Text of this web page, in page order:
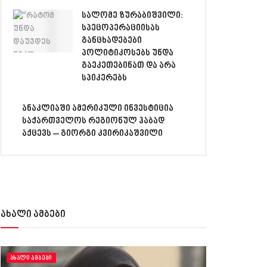
სალომე ზურაბიშვილი:
სპეცოპერაციისას
განცხადებები
პოლიტიკოსებს უნდა
გაეკეთებინათ და არა
სპიკერებს
ანაკლიაში ამერიკული ინვესტიცია
საქართველოს რეგიონულ ჰაბად
აქცევს – გიორგი კვირიკაშვილი
ახალი ამბები
ᲐᲮᲐᲚᲘ ᲐᲛᲑᲔᲑᲘ